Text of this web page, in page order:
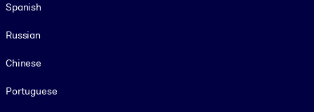
Spanish
Russian
Chinese
Portuguese